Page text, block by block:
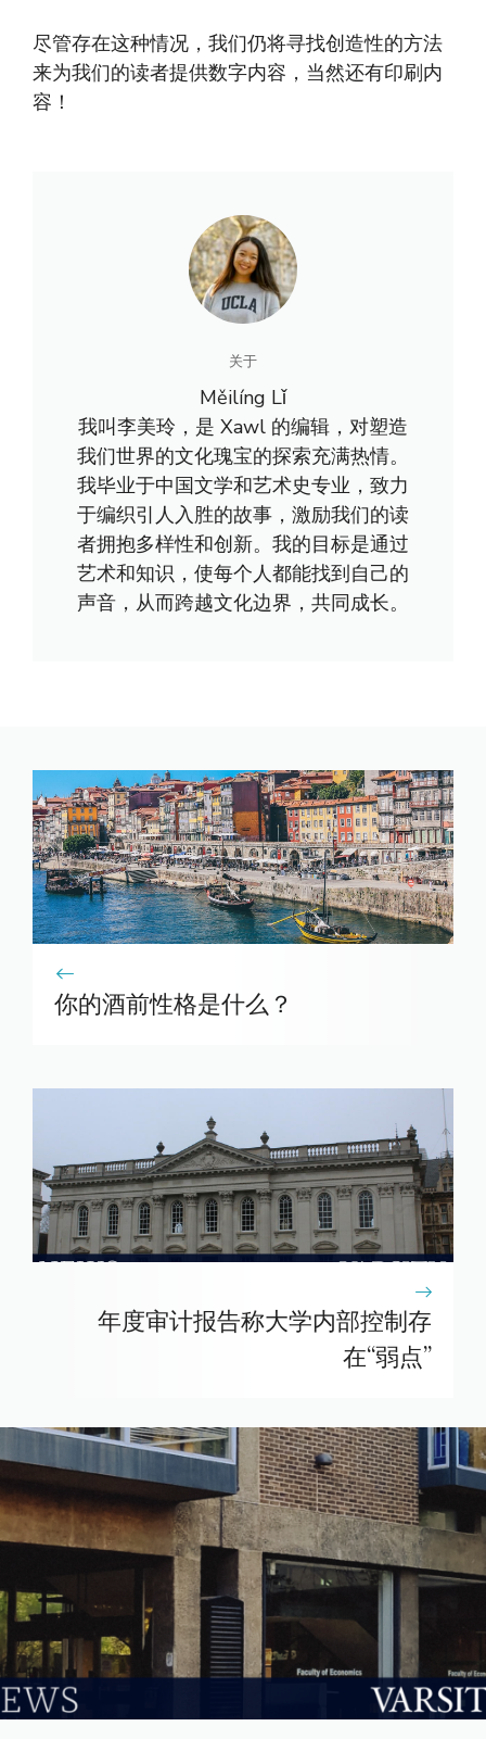
尽管存在这种情况，我们仍将寻找创造性的方法
来为我们的读者提供数字内容，当然还有印刷内
容！
关于
Měilíng Lǐ
我叫李美玲，是 Xawl 的编辑，对塑造
我们世界的文化瑰宝的探索充满热情。
我毕业于中国文学和艺术史专业，致力
于编织引人入胜的故事，激励我们的读
者拥抱多样性和创新。我的目标是通过
艺术和知识，使每个人都能找到自己的
声音，从而跨越文化边界，共同成长。
你的酒前性格是什么？
年度审计报告称大学内部控制存
在“弱点”